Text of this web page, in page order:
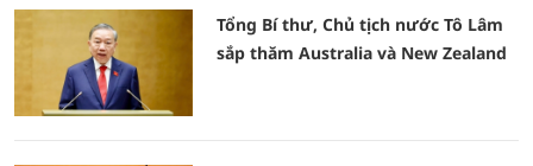
Tổng Bí thư, Chủ tịch nước Tô Lâm
sắp thăm Australia và New Zealand